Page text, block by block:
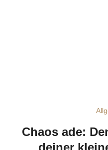
Chaos ade: